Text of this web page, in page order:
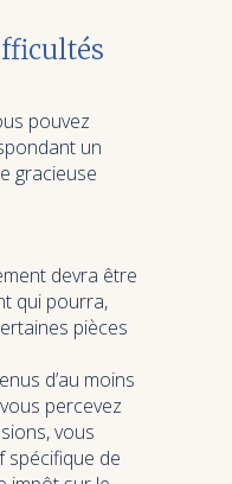
pouvez
un
gracieuse
devra être
qui pourra,
pièces
d’au moins
percevez
vous
spécifique de